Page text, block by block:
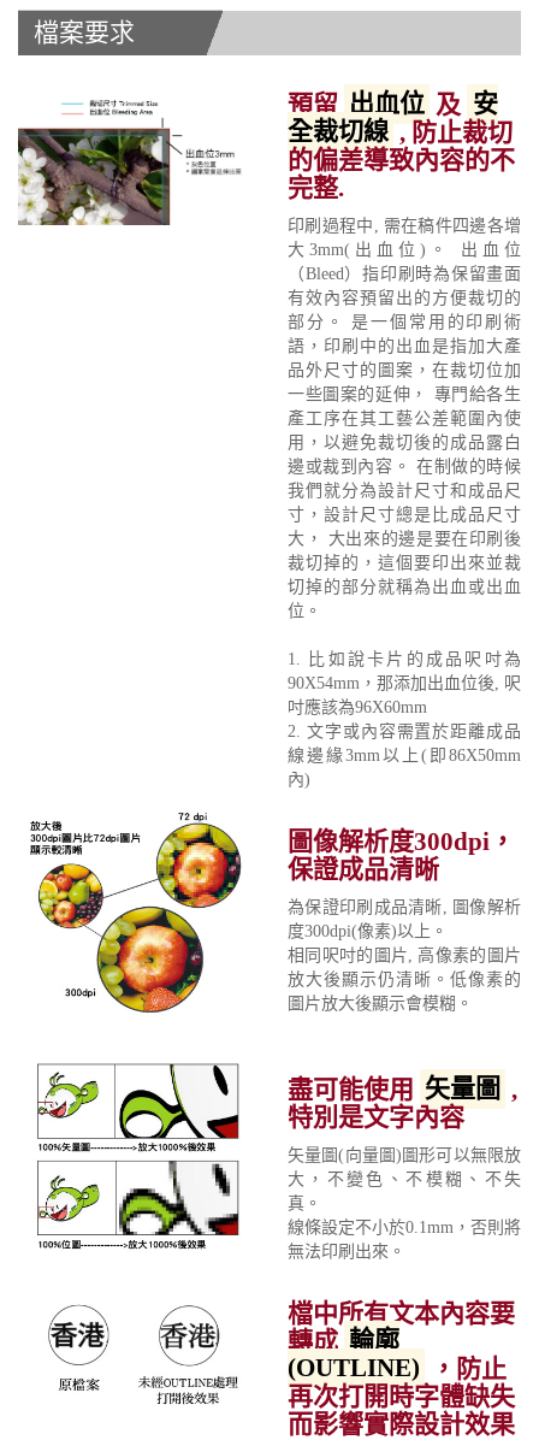
檔案要求
預留 出血位 及 安
全裁切線, 防止裁切
的偏差導致內容的不
完整.
印刷過程中, 需在稿件四邊各增
大3mm(出血位)。 出血位
（Bleed）指印刷時為保留畫面
有效內容預留出的方便裁切的
部分。 是一個常用的印刷術
語，印刷中的出血是指加大產
品外尺寸的圖案，在裁切位加
一些圖案的延伸， 專門給各生
產工序在其工藝公差範圍內使
用，以避免裁切後的成品露白
邊或裁到內容。 在制做的時候
我們就分為設計尺寸和成品尺
寸，設計尺寸總是比成品尺寸
大， 大出來的邊是要在印刷後
裁切掉的，這個要印出來並裁
切掉的部分就稱為出血或出血
位。
1. 比如說卡片的成品呎吋為
90X54mm，那添加出血位後, 呎
吋應該為96X60mm
2. 文字或內容需置於距離成品
線邊緣3mm以上(即86X50mm
內)
圖像解析度300dpi，
保證成品清晰
為保證印刷成品清晰, 圖像解析
度300dpi(像素)以上。
相同呎吋的圖片, 高像素的圖片
放大後顯示仍清晰。低像素的
圖片放大後顯示會模糊。
盡可能使用 矢量圖 ,
特別是文字內容
矢量圖(向量圖)圖形可以無限放
大，不變色、不模糊、不失
真。
線條設定不小於0.1mm，否則將
無法印刷出來。
檔中所有文本內容要
轉成 輪廓
(OUTLINE)
，防止
再次打開時字體缺失
而影響實際設計效果